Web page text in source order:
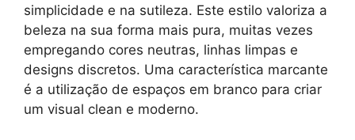
simplicidade e na sutileza. Este estilo valoriza a
beleza na sua forma mais pura, muitas vezes
empregando cores neutras, linhas limpas e
designs discretos. Uma característica marcante
é a utilização de espaços em branco para criar
um visual clean e moderno.